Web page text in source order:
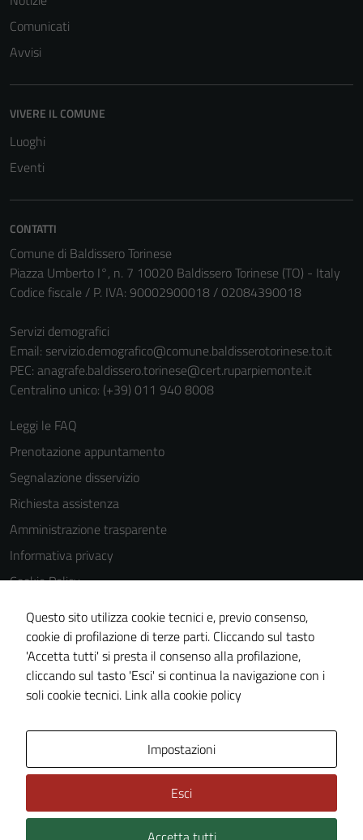
Comunicati
Avvisi
VIVERE IL COMUNE
Luoghi
Eventi
CONTATTI
Comune di Baldissero Torinese
Piazza Umberto I°, n. 7 10020 Baldissero Torinese (TO) - Italy
Codice fiscale / P. IVA: 90002900018 / 02084390018
Servizi demografici
Email: servizio.demografico@comune.baldisserotorinese.to.it
PEC: anagrafe.baldissero.torinese@cert.ruparpiemonte.it
Centralino unico: (+39) 011 940 8008
Leggi le FAQ
Prenotazione appuntamento
Segnalazione disservizio
Richiesta assistenza
Amministrazione trasparente
Informativa privacy
Cookie Policy
Note legali
Dichiarazione di accessibilità
Meccanismo di feedback
Piano di miglioramento del sito
Questo sito utilizza cookie tecnici e, previo consenso,
cookie di profilazione di terze parti. Cliccando sul tasto
'Accetta tutti' si presta il consenso alla profilazione,
cliccando sul tasto 'Esci' si continua la navigazione con i
soli cookie tecnici. Link alla cookie policy
Impostazioni
Esci
possono
personali.